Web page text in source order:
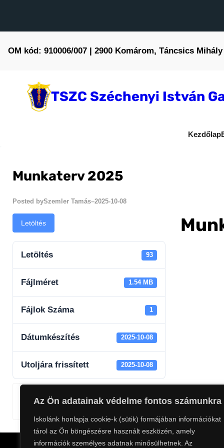
Az Ön adatainak védelme fontos számunkra
Iskolánk honlapja cookie-k (sütik) formájában információkat
tárol az Ön böngészésre használt eszközén, amely
információk személyes adatnak minősülhetnek. Az
OM kód: 910006/007 | 2900 Komárom, Táncsics
TSZC Széchenyi István
Kezdőlap
Munkaterv 2025
Posted bySzemler Tamás–2025-10-08
Letöltés
Letöltés 93
Fájlméret 1.54 MB
Fájlok Száma 1
Dátumkészítés 2025-10-08
Utoljára frissített 2025-10-08
Szemler Tamás